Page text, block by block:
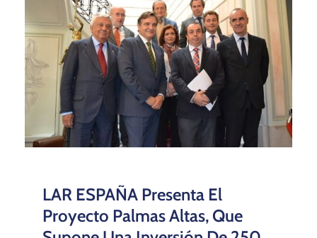
LAR ESPAÑA Presenta El
Proyecto Palmas Altas, Que